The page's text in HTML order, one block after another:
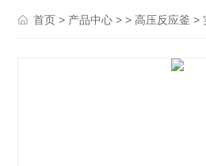
首页 > 产品中心 > >高压反应釜 >